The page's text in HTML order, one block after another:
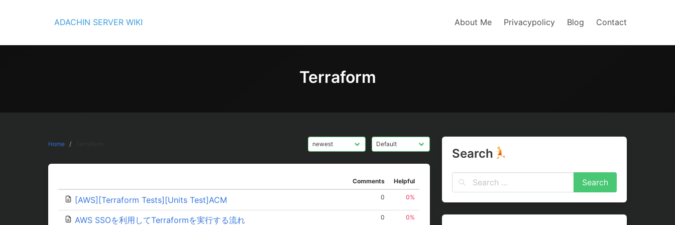
ADACHIN SERVER WIKI About Me Privacypolicy Blog Contact
Terraform
Home
Comments Helpful
[AWS][Terraform Tests][Units Test]ACM 0 0%
AWS SSOを利用してTerraformを実行する流れ 0 0%
Search